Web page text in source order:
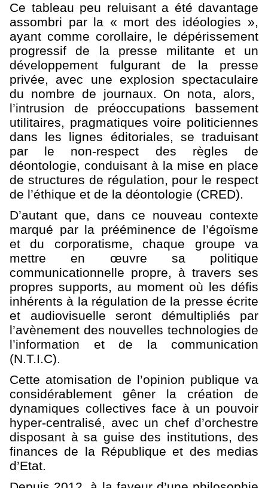
Ce tableau peu reluisant a été davantage
assombri par la « mort des idéologies »,
ayant comme corollaire, le dépérissement
progressif de la presse militante et un
développement fulgurant de la presse
privée, avec une explosion spectaculaire
du nombre de journaux. On nota, alors,
l’intrusion de préoccupations bassement
utilitaires, pragmatiques voire politiciennes
dans les lignes éditoriales, se traduisant
par le non-respect des règles de
déontologie, conduisant à la mise en place
de structures de régulation, pour le respect
de l’éthique et de la déontologie (CRED).
D’autant que, dans ce nouveau contexte
marqué par la prééminence de l’égoïsme
et du corporatisme, chaque groupe va
mettre en œuvre sa politique
communicationnelle propre, à travers ses
propres supports, au moment où les défis
inhérents à la régulation de la presse écrite
et audiovisuelle seront démultipliés par
l’avènement des nouvelles technologies de
l’information et de la communication
(N.T.I.C).
Cette atomisation de l’opinion publique va
considérablement gêner la création de
dynamiques collectives face à un pouvoir
hyper-centralisé, avec un chef d’orchestre
disposant à sa guise des institutions, des
finances de la République et des medias
d’Etat.